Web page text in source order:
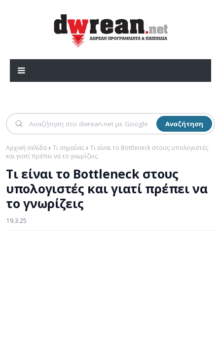
Αναζήτηση
Αρχική σελίδα Τι σημαίνει
Τι είναι το Bottleneck στους υπολογιστές
και γιατί πρέπει να το γνωρίζεις
Τι είναι το Bottleneck στους
υπολογιστές και γιατί πρέπει να
το γνωρίζεις
19.3.25